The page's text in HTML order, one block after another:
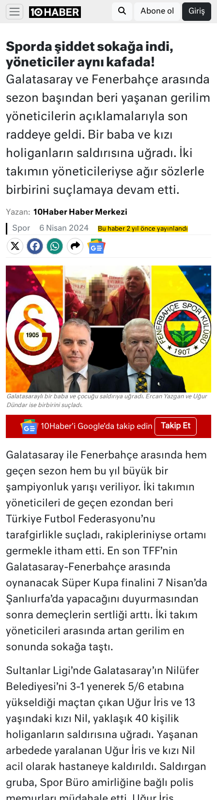
Abone ol Giriş
Sporda şiddet sokağa indi,
yöneticiler aynı kafada!
Galatasaray ve Fenerbahçe arasında
sezon başından beri yaşanan gerilim
yöneticilerin açıklamalarıyla son
raddeye geldi. Bir baba ve kızı
holiganların saldırısına uğradı. İki
takımın yöneticileriyse ağır sözlerle
birbirini suçlamaya devam etti.
Yazan: 10Haber Haber Merkezi
Spor 6 Nisan 2024 Bu haber 2 yıl önce yayınlandı
Galatasaraylı bir baba ve çocuğu saldırıya uğradı. Ercan Yazgan ve Uğur
Dündar ise birbirini suçladı.
10Haber'i Google'da takip edin Takip Et
Galatasaray ile Fenerbahçe arasında hem
geçen sezon hem bu yıl büyük bir
şampiyonluk yarışı veriliyor. İki takımın
yöneticileri de geçen ezondan beri
Türkiye Futbol Federasyonu’nu
tarafgirlikle suçladı, rakipleriniyse ortamı
germekle itham etti. En son TFF’nin
Galatasaray-Fenerbahçe arasında
oynanacak Süper Kupa finalini 7 Nisan’da
Şanlıurfa’da yapacağını duyurmasından
sonra demeçlerin sertliği arttı. İki takım
yöneticileri arasında artan gerilim en
sonunda sokağa taştı.
Sultanlar Ligi’nde Galatasaray’ın Nilüfer
Belediyesi’ni 3-1 yenerek 5/6 etabına
yükseldiği maçtan çıkan Uğur İris ve 13
yaşındaki kızı Nil, yaklaşık 40 kişilik
holiganların saldırısına uğradı. Yaşanan
arbedede yaralanan Uğur İris ve kızı Nil
acil olarak hastaneye kaldırıldı. Saldırgan
gruba, Spor Büro amirliğine bağlı polis